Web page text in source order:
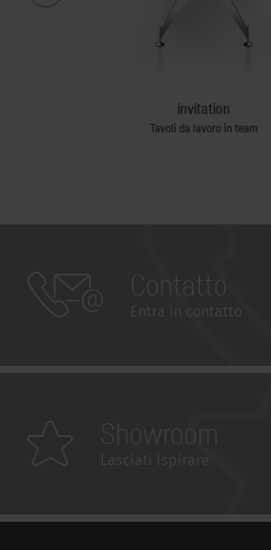
invitation
Tavoli da lavoro in team